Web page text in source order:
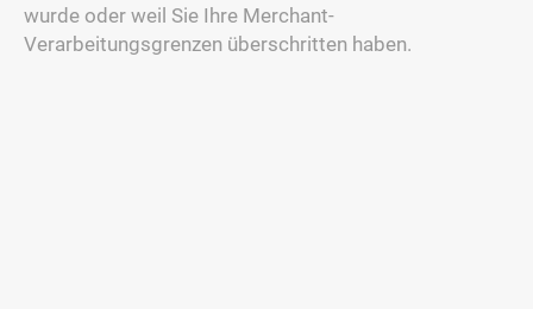
wurde oder weil Sie Ihre Merchant-
Verarbeitungsgrenzen überschritten haben.